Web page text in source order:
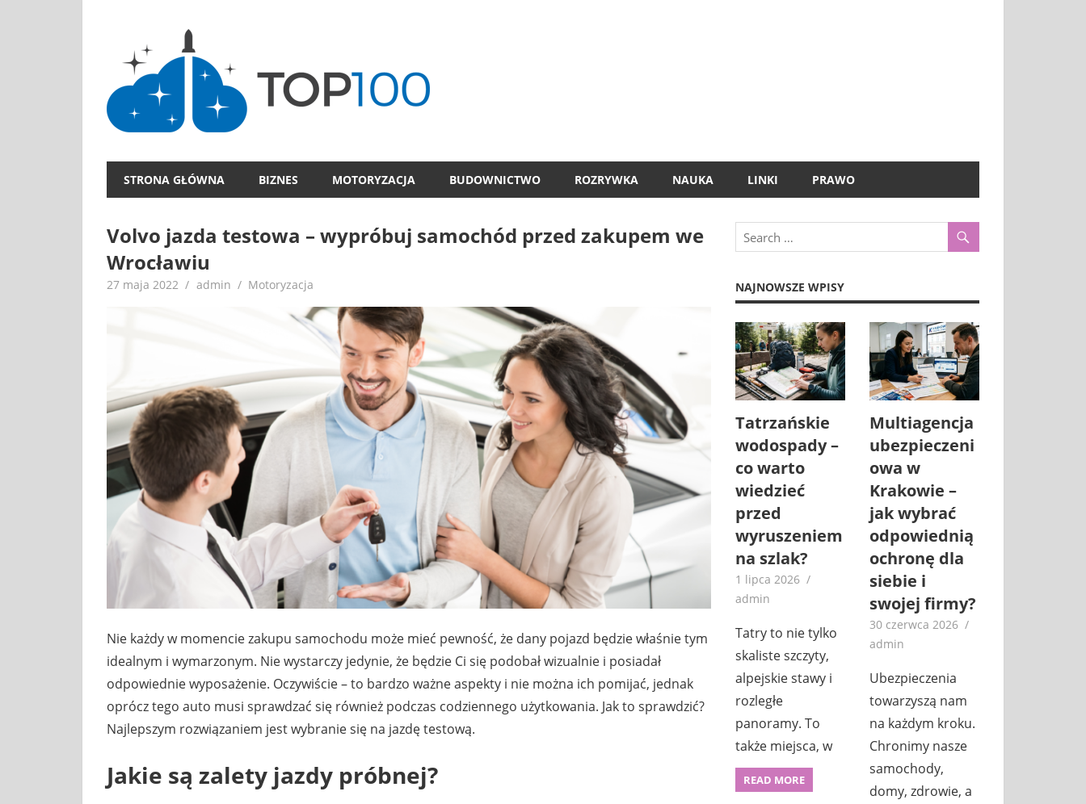
STRONA GŁÓWNA BIZNES MOTORYZACJA BUDOWNICTWO ROZRYWKA NAUKA LINKI PRAWO
Volvo jazda testowa – wypróbuj samochód przed zakupem we
Wrocławiu
27 maja 2022 admin Motoryzacja
Nie każdy w momencie zakupu samochodu może mieć pewność, że dany pojazd będzie właśnie tym
idealnym i wymarzonym. Nie wystarczy jedynie, że będzie Ci się podobał wizualnie i posiadał
odpowiednie wyposażenie. Oczywiście – to bardzo ważne aspekty i nie można ich pomijać, jednak
oprócz tego auto musi sprawdzać się również podczas codziennego użytkowania. Jak to sprawdzić?
Najlepszym rozwiązaniem jest wybranie się na jazdę testową.
Jakie są zalety jazdy próbnej?
NAJNOWSZE WPISY
Tatrzańskie
wodospady –
co warto
wiedzieć
przed
wyruszeniem
na szlak?
1 lipca 2026
admin
Tatry to nie tylko
skaliste szczyty,
alpejskie stawy i
rozległe
panoramy. To
także miejsca, w
READ MORE
Multiagencja
ubezpieczeni
owa w
Krakowie –
jak wybrać
odpowiednią
ochronę dla
siebie i
swojej firmy?
30 czerwca 2026
admin
Ubezpieczenia
towarzyszą nam
na każdym kroku.
Chronimy nasze
samochody,
domy, zdrowie, a